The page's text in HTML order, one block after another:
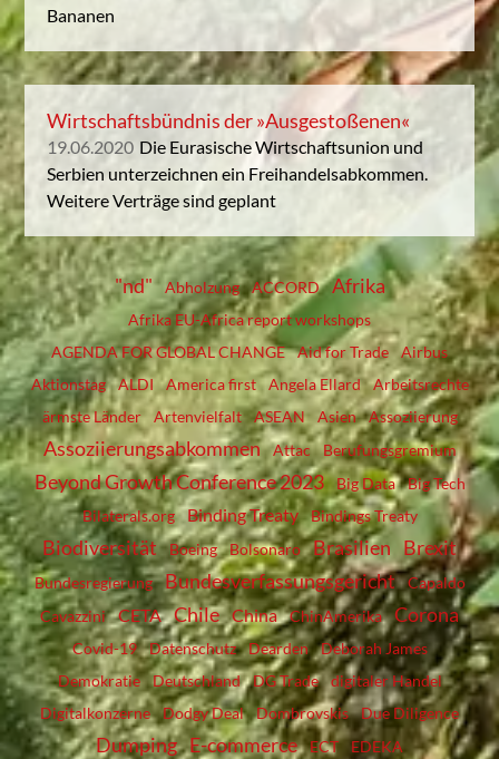
Bananen
Wirtschaftsbündnis der »Ausgestoßenen«
19.06.2020 Die Eurasische Wirtschaftsunion und
Serbien unterzeichnen ein Freihandelsabkommen.
Weitere Verträge sind geplant
"nd" Abholzung ACCORD Afrika
Afrika EU-Africa report workshops
AGENDA FOR GLOBAL CHANGE
Aid for Trade
Airbus
Aktionstag
ALDI America first Angela Ellard
Arbeitsrechte
ärmste Länder
Artenvielfalt ASEAN Asien Assoziierung
Assoziierungsabkommen Attac Berufungsgremium
Beyond Growth Conference 2023 Big Data
Big Tech
Bilaterals.org
Binding Treaty Bindings Treaty
Biodiversität Boeing Bolsonaro Brasilien Brexit
Bundesregierung Bundesverfassungsgericht
Capaldo
Cavazzini
CETA Chile China ChinAmerika Corona
Covid-19 Datenschutz Dearden
Deborah James
Demokratie
Deutschland DG Trade
digitaler Handel
Digitalkonzerne
Dodgy Deal Dombrovskis Due Diligence
Dumping E-commerce ECT EDEKA